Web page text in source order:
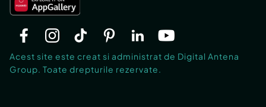
Acest site este creat si administrat de Digital Antena
Group. Toate drepturile rezervate.